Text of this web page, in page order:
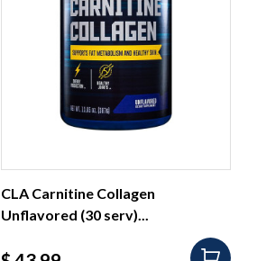
CLA Carnitine Collagen
Unflavored (30 serv)...